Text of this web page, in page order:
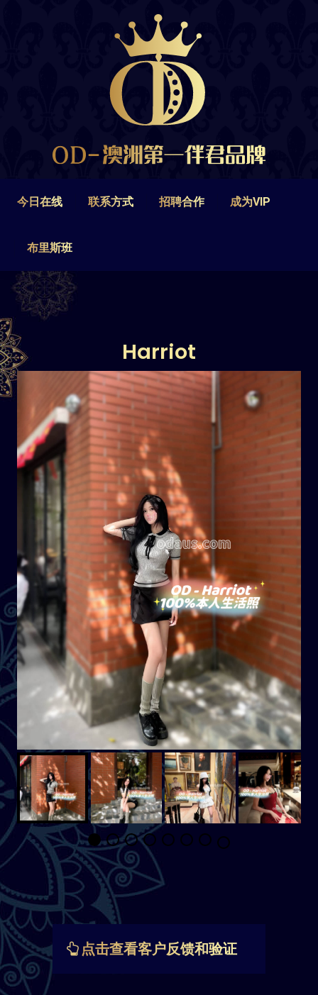
今日在线 联系方式 招聘合作 成为VIP
布里斯班
Harriot
点击查看客户反馈和验证
联系方式 招聘合作
布里斯班